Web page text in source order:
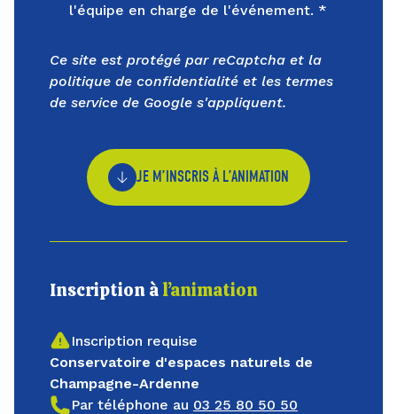
l'équipe en charge de l'événement. *
Ce site est protégé par reCaptcha et la
politique de confidentialité et les termes
de service de Google s'appliquent.
JE M’INSCRIS À L’ANIMATION
Inscription àl’animation
Inscription requise
Conservatoire d'espaces naturels de
Champagne-Ardenne
Par téléphone au 03 25 80 50 50